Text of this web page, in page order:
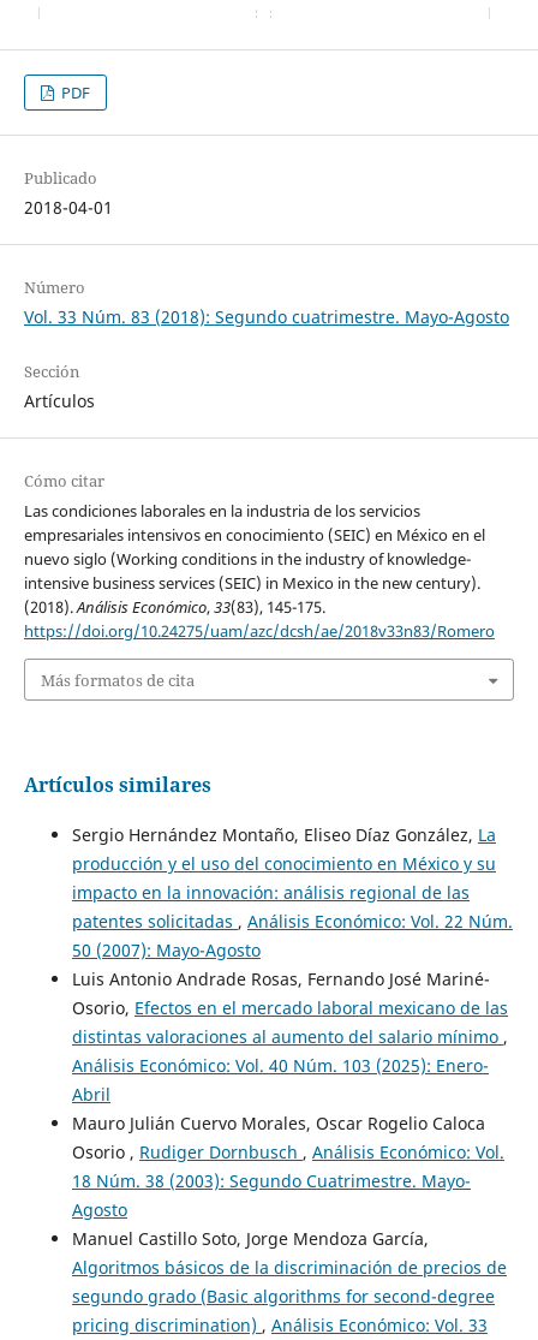
PDF
Publicado
2018-04-01
Número
Vol. 33 Núm. 83 (2018): Segundo cuatrimestre. Mayo-Agosto
Sección
Artículos
Cómo citar
Las condiciones laborales en la industria de los servicios
empresariales intensivos en conocimiento (SEIC) en México en el
nuevo siglo (Working conditions in the industry of knowledge-
intensive business services (SEIC) in Mexico in the new century).
(2018).Análisis Económico,33(83), 145-175.
https://doi.org/10.24275/uam/azc/dcsh/ae/2018v33n83/Romero
Más formatos de cita
Artículos similares
Sergio Hernández Montaño, Eliseo Díaz González, La
producción y el uso del conocimiento en México y su
impacto en la innovación: análisis regional de las
patentes solicitadas , Análisis Económico: Vol. 22 Núm.
50 (2007): Mayo-Agosto
Luis Antonio Andrade Rosas, Fernando José Mariné-
Osorio, Efectos en el mercado laboral mexicano de las
distintas valoraciones al aumento del salario mínimo ,
Análisis Económico: Vol. 40 Núm. 103 (2025): Enero-
Abril
Mauro Julián Cuervo Morales, Oscar Rogelio Caloca
Osorio , Rudiger Dornbusch , Análisis Económico: Vol.
18 Núm. 38 (2003): Segundo Cuatrimestre. Mayo-
Agosto
Manuel Castillo Soto, Jorge Mendoza García,
Algoritmos básicos de la discriminación de precios de
segundo grado (Basic algorithms for second-degree
pricing discrimination) , Análisis Económico: Vol. 33